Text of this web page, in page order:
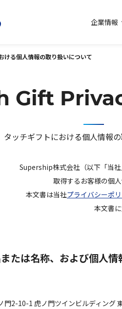
企業情報
コーポレー
ける個人情報の取り扱いについて
Gift
タッチギフトにおける個人情報
Supership株式会社（以下「当
取得するお客様の個
本文書は当社プライバシーポ
本文書
たは名称、および個人情
門2-10-1 虎ノ門ツインビルディング